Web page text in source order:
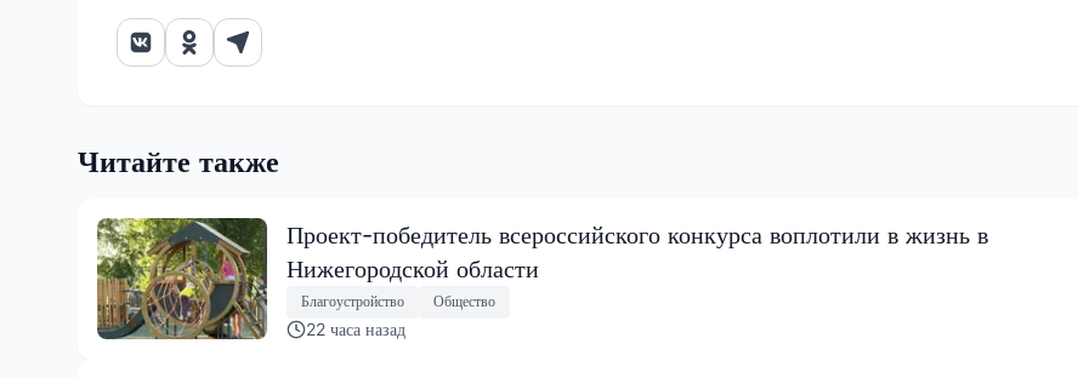
Читайте также
Проект-победитель всероссийского конкурса воплотили в жизнь в
Нижегородской области
Благоустройство Общество
22 часа назад